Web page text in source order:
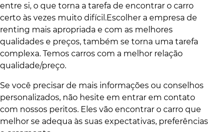
entre si, o que torna a tarefa de encontrar o carro
certo às vezes muito difícil.Escolher a empresa de
renting mais apropriada e com as melhores
qualidades e preços, também se torna uma tarefa
complexa. Temos carros com a melhor relação
qualidade/preço.
Se você precisar de mais informações ou conselhos
personalizados, não hesite em entrar em contato
com nossos peritos. Eles vão encontrar o carro que
melhor se adequa às suas expectativas, preferências